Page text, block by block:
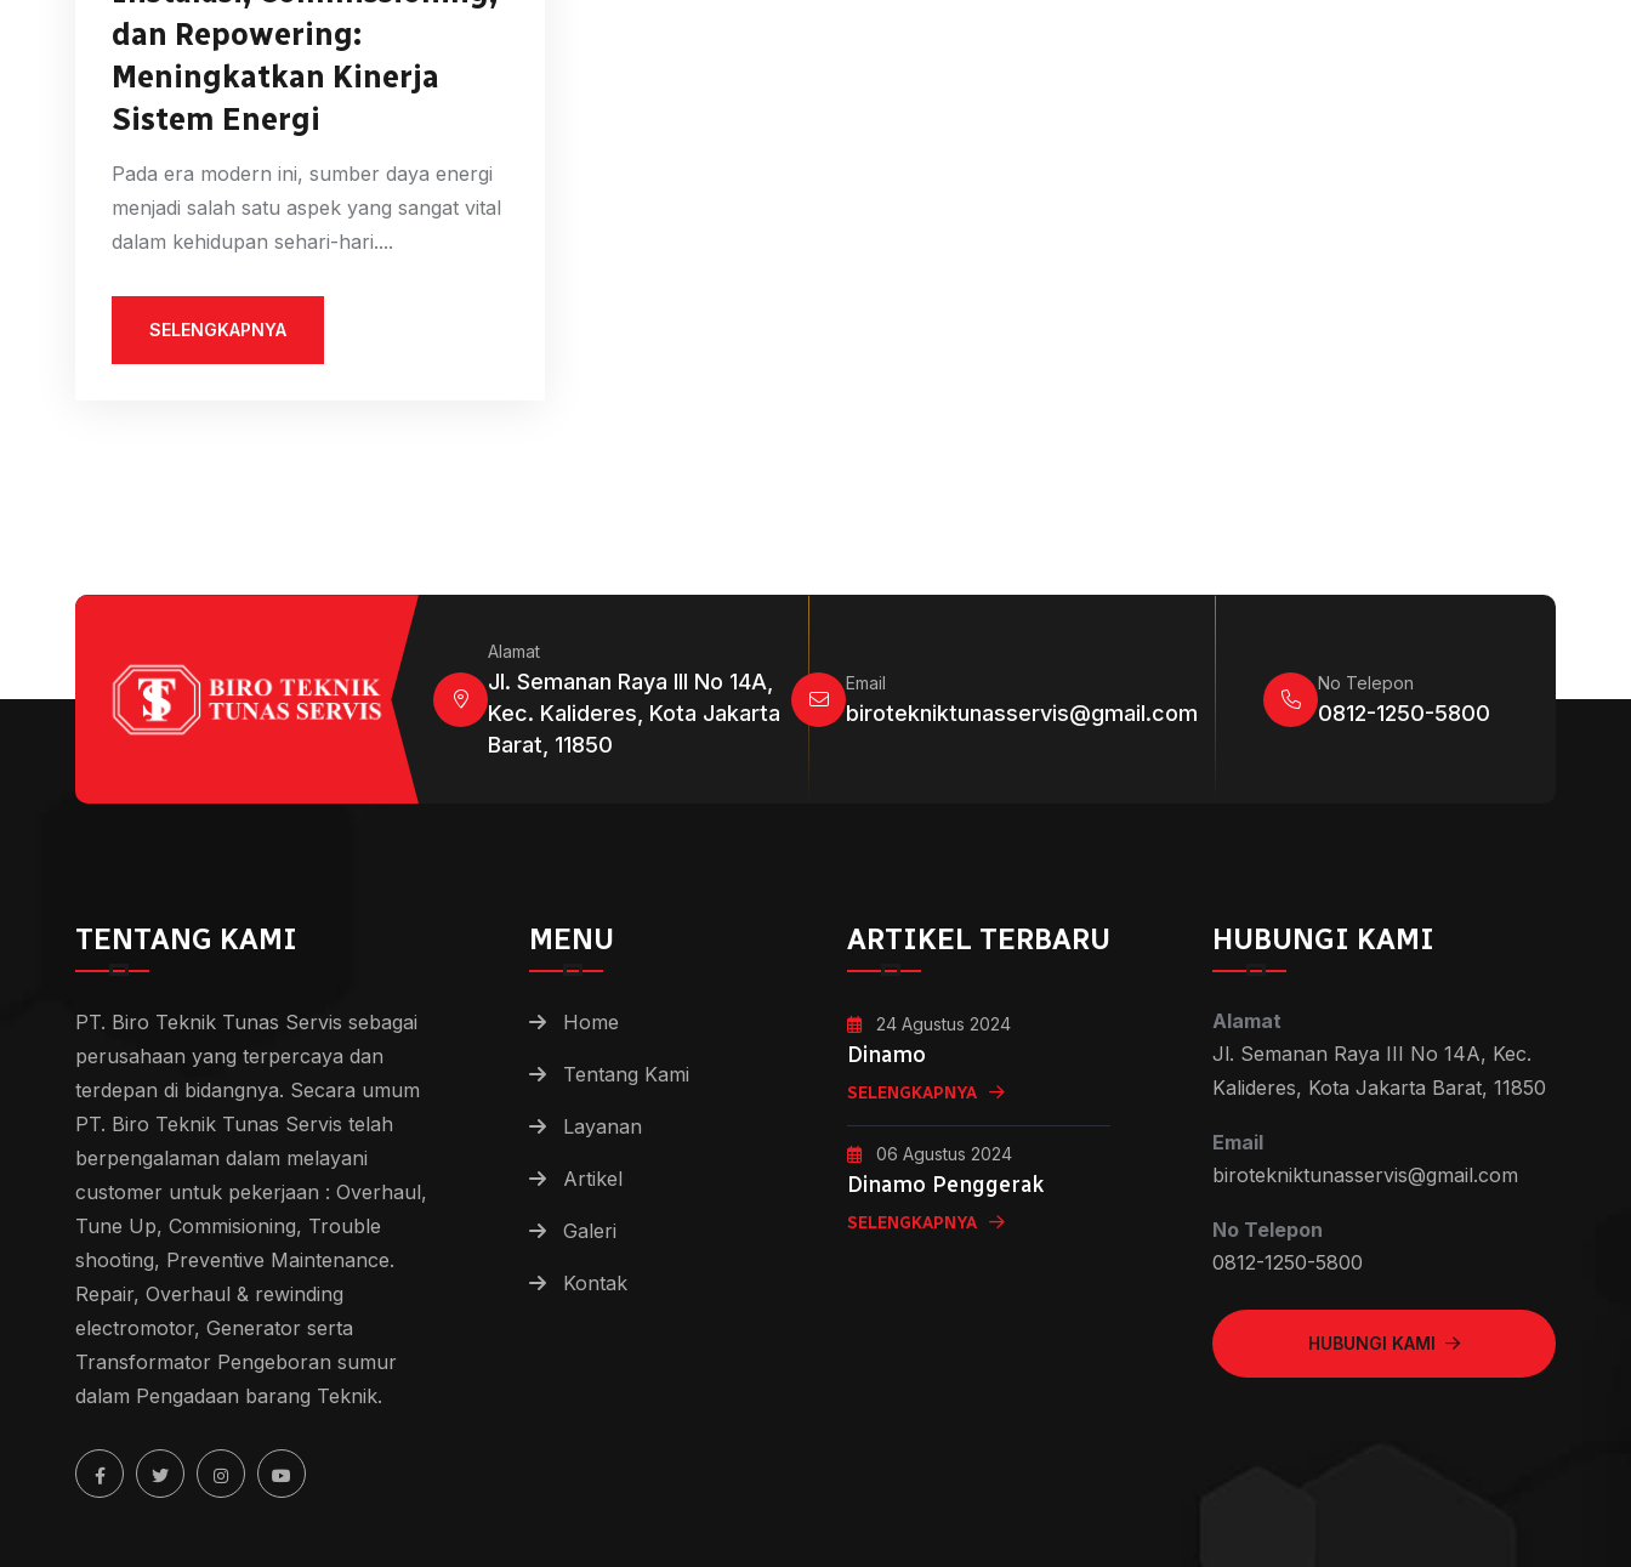
dan Repowering:
Meningkatkan Kinerja
Sistem Energi
Pada era modern ini, sumber daya energi
menjadi salah satu aspek yang sangat vital
dalam kehidupan sehari-hari....
SELENGKAPNYA
Alamat
Jl. Semanan Raya III No 14A,
Kec. Kalideres, Kota Jakarta
Barat, 11850
Email
birotekniktunasservis@gmail.com
No Telepon
0812-1250-5800
TENTANG KAMI
PT. Biro Teknik Tunas Servis sebagai
perusahaan yang terpercaya dan
terdepan di bidangnya. Secara umum
PT. Biro Teknik Tunas Servis telah
berpengalaman dalam melayani
customer untuk pekerjaan : Overhaul,
Tune Up, Commisioning, Trouble
shooting, Preventive Maintenance.
Repair, Overhaul & rewinding
electromotor, Generator serta
Transformator Pengeboran sumur
dalam Pengadaan barang Teknik.
MENU
Home
Tentang Kami
Layanan
Artikel
Galeri
Kontak
ARTIKEL TERBARU
24 Agustus 2024
Dinamo
SELENGKAPNYA
06 Agustus 2024
Dinamo Penggerak
SELENGKAPNYA
HUBUNGI KAMI
Alamat
Jl. Semanan Raya III No 14A, Kec.
Kalideres, Kota Jakarta Barat, 11850
Email
birotekniktunasservis@gmail.com
No Telepon
0812-1250-5800
HUBUNGI KAMI